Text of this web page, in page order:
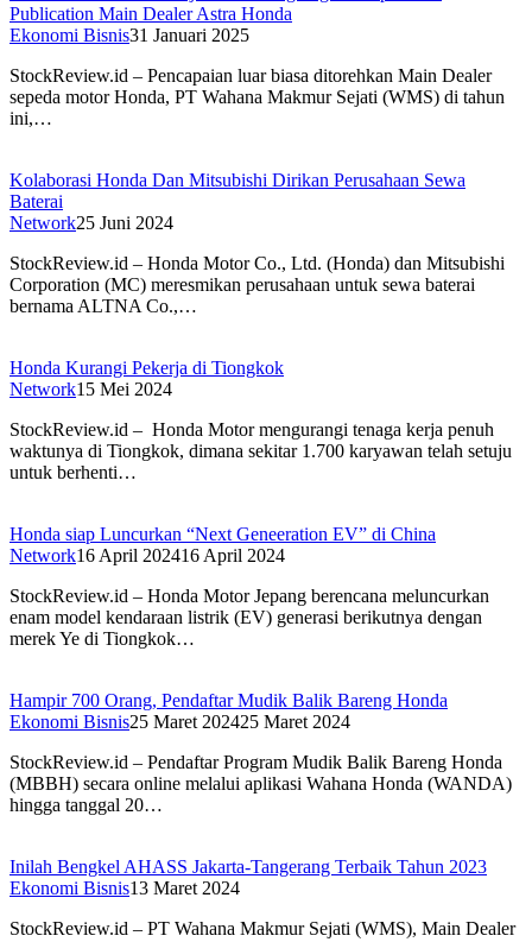
Publication Main Dealer Astra Honda
Ekonomi Bisnis31 Januari 2025
StockReview.id – Pencapaian luar biasa ditorehkan Main Dealer
sepeda motor Honda, PT Wahana Makmur Sejati (WMS) di tahun
ini,…
Kolaborasi Honda Dan Mitsubishi Dirikan Perusahaan Sewa
Baterai
Network25 Juni 2024
StockReview.id – Honda Motor Co., Ltd. (Honda) dan Mitsubishi
Corporation (MC) meresmikan perusahaan untuk sewa baterai
bernama ALTNA Co.,…
Honda Kurangi Pekerja di Tiongkok
Network15 Mei 2024
StockReview.id – Honda Motor mengurangi tenaga kerja penuh
waktunya di Tiongkok, dimana sekitar 1.700 karyawan telah setuju
untuk berhenti…
Honda siap Luncurkan “Next Geneeration EV” di China
Network16 April 202416 April 2024
StockReview.id – Honda Motor Jepang berencana meluncurkan
enam model kendaraan listrik (EV) generasi berikutnya dengan
merek Ye di Tiongkok…
Hampir 700 Orang, Pendaftar Mudik Balik Bareng Honda
Ekonomi Bisnis25 Maret 202425 Maret 2024
StockReview.id – Pendaftar Program Mudik Balik Bareng Honda
(MBBH) secara online melalui aplikasi Wahana Honda (WANDA)
hingga tanggal 20…
Inilah Bengkel AHASS Jakarta-Tangerang Terbaik Tahun 2023
Ekonomi Bisnis13 Maret 2024
StockReview.id – PT Wahana Makmur Sejati (WMS), Main Dealer